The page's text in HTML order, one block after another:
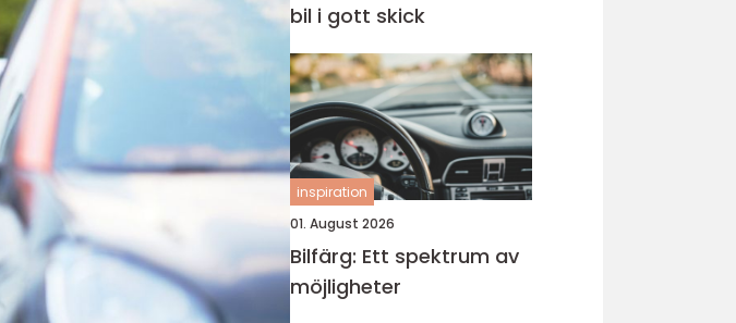
bil i gott skick
inspiration
01. August 2026
Bilfärg: Ett spektrum av
möjligheter